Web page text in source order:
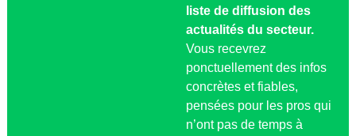
liste de diffusion des
actualités du secteur.
Vous recevrez
ponctuellement des infos
concrètes et fiables,
pensées pour les pros qui
n’ont pas de temps à